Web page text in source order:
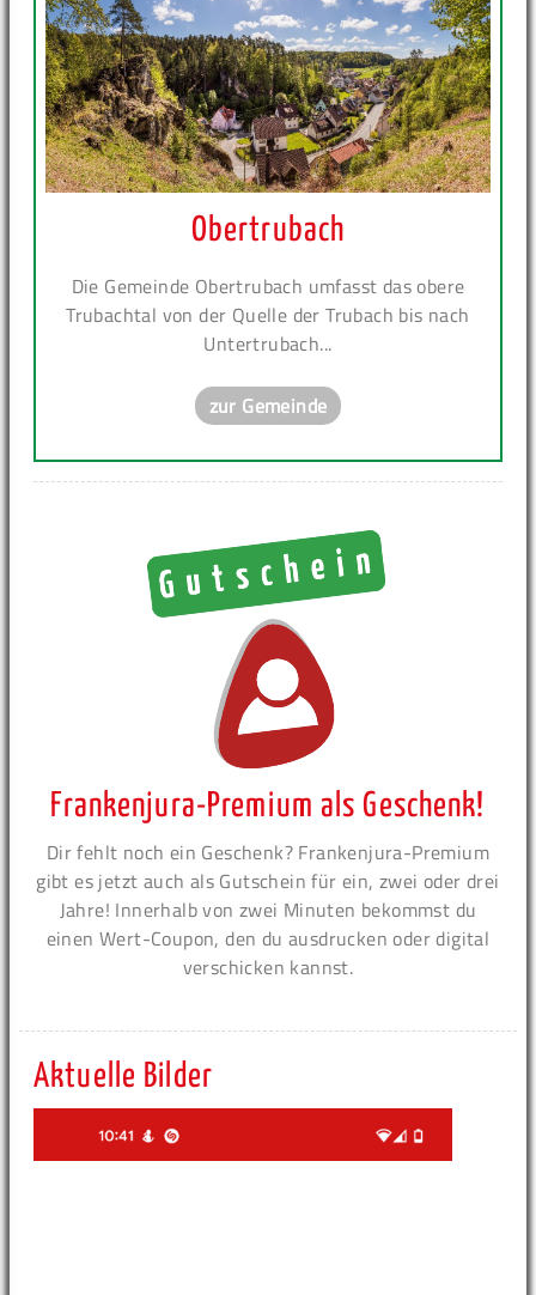
Obertrubach
Die Gemeinde Obertrubach umfasst das obere
Trubachtal von der Quelle der Trubach bis nach
Untertrubach...
zur Gemeinde
Frankenjura-Premium als Geschenk!
Dir fehlt noch ein Geschenk? Frankenjura-Premium
gibt es jetzt auch als Gutschein für ein, zwei oder drei
Jahre! Innerhalb von zwei Minuten bekommst du
einen Wert-Coupon, den du ausdrucken oder digital
verschicken kannst.
Aktuelle Bilder